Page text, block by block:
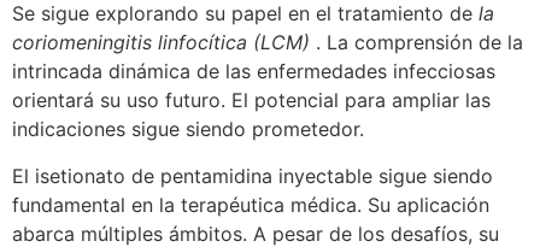
Se sigue explorando su papel en el tratamiento de la
coriomeningitis linfocítica (LCM) . La comprensión de la
intrincada dinámica de las enfermedades infecciosas
orientará su uso futuro. El potencial para ampliar las
indicaciones sigue siendo prometedor.
El isetionato de pentamidina inyectable sigue siendo
fundamental en la terapéutica médica. Su aplicación
abarca múltiples ámbitos. A pesar de los desafíos, su